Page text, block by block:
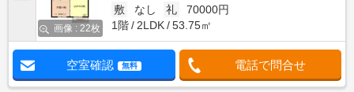
画像 : 22枚
敷
なし 礼
70000円
1階
2LDK 53.75㎡
空室確認 無料 電話で問合せ